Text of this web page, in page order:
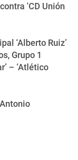
‘CD Unión
‘Alberto Ruiz’
Grupo 1
– ‘Atlético